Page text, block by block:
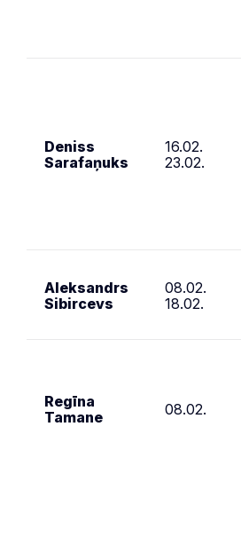
Deniss
Sarafaņuks
16.02.
23.02.
Aleksandrs
Sibircevs
08.02.
18.02.
Regīna
Tamane
08.02.